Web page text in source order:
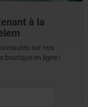
à la
sur nos
boutique en ligne !